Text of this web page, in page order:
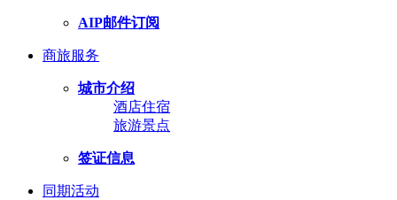
AIP邮件订阅
商旅服务
城市介绍
酒店住宿
旅游景点
签证信息
同期活动